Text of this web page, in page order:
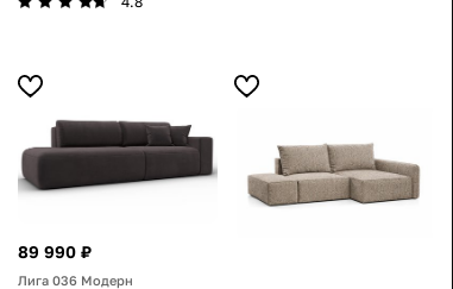
89 990 ₽
Лига 036 Модерн